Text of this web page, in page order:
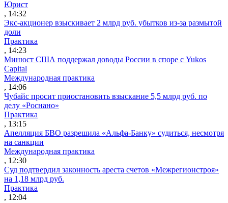
Юрист
, 14:32
Экс-акционер взыскивает 2 млрд руб. убытков из-за размытой
доли
Практика
, 14:23
Минюст США поддержал доводы России в споре с Yukos
Capital
Международная практика
, 14:06
Чубайс просит приостановить взыскание 5,5 млрд руб. по
делу «Роснано»
Практика
, 13:15
Апелляция БВО разрешила «Альфа-Банку» судиться, несмотря
на санкции
Международная практика
, 12:30
Суд подтвердил законность ареста счетов «Межрегионстроя»
на 1,18 млрд руб.
Практика
, 12:04